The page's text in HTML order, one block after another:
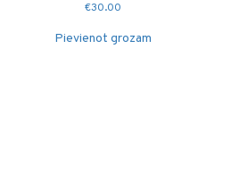
€30.00
Pievienot grozam